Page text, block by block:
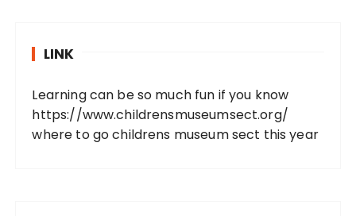
LINK
Learning can be so much fun if you know
https://www.childrensmuseumsect.org/
where to go childrens museum sect this year